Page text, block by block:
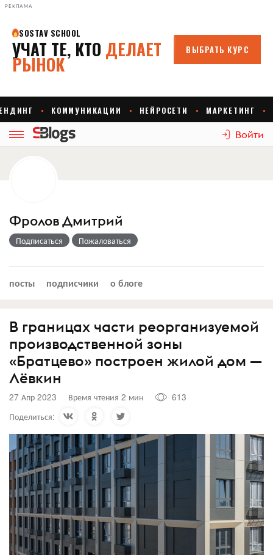
РЕКЛАМА
Войти
Фролов Дмитрий
Подписаться Пожаловаться
посты подписчики о блоге
В границах части реорганизуемой
производственной зоны
«Братцево» построен жилой дом —
Лёвкин
27 Апр 2023 Время чтения 2 мин
613
Поделиться: